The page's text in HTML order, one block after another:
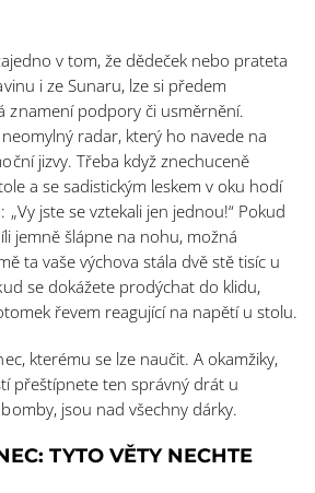
v tom, že dědeček nebo prateta
i ze Sunaru, lze si předem
znamení podpory či usměrnění.
radar, který ho navede na
jizvy. Třeba když znechuceně
a se sadistickým leskem v oku hodí
jste se vztekali jen jednou!“ Pokud
jemně šlápne na nohu, možná
ta vaše výchova stála dvě stě tisíc u
se dokážete prodýchat do klidu,
řevem reagující na napětí u stolu.
kterému se lze naučit. A okamžiky,
přeštípnete ten správný drát u
jsou nad všechny dárky.
TYTO VĚTY NECHTE